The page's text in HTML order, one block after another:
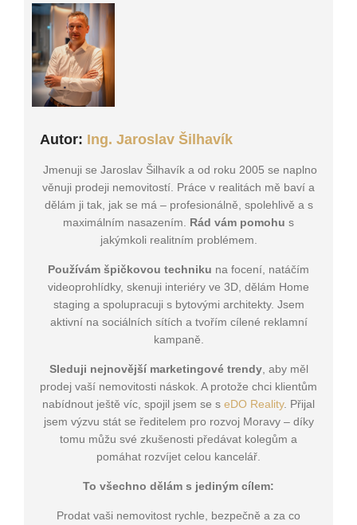
Autor: Ing. Jaroslav Šilhavík
Jmenuji se Jaroslav Šilhavík a od roku 2005 se naplno
věnuji prodeji nemovitostí. Práce v realitách mě baví a
dělám ji tak, jak se má – profesionálně, spolehlivě a s
maximálním nasazením. Rád vám pomohu s
jakýmkoli realitním problémem.
Používám špičkovou techniku na focení, natáčím
videoprohlídky, skenuji interiéry ve 3D, dělám Home
staging a spolupracuji s bytovými architekty. Jsem
aktivní na sociálních sítích a tvořím cílené reklamní
kampaně.
Sleduji nejnovější marketingové trendy, aby měl
prodej vaší nemovitosti náskok. A protože chci klientům
nabídnout ještě víc, spojil jsem se s eDO Reality. Přijal
jsem výzvu stát se ředitelem pro rozvoj Moravy – díky
tomu můžu své zkušenosti předávat kolegům a
pomáhat rozvíjet celou kancelář.
To všechno dělám s jediným cílem:
Prodat vaši nemovitost rychle, bezpečně a za co